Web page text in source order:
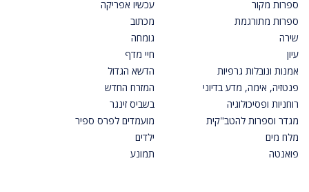
ספרות מקור
ספרות מתורגמת
שירה
עיון
אמנות ונובלות גרפיות
פנטזיה, אימה, מדע בדיוני
רוחניות ופסיכולוגיה
מגדר וספרות להטב"קית
מלח מים
פואנטה
עכשיו אפריקה
מכתוב
גומחה
חיי מדף
הדשא הגדול
המזרח החדש
בשביס זינגר
מועמדים לפרס ספיר
ילדים
תמונע